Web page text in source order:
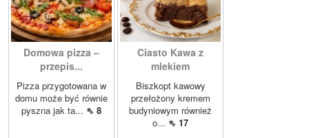
Domowa pizza –
przepis...
Pizza przygotowana w
domu może być równie
pyszna jak ta... ⇖ 8
Ciasto Kawa z
mlekiem
Biszkopt kawowy
przełożony kremem
budyniowym również
o... ⇖ 17